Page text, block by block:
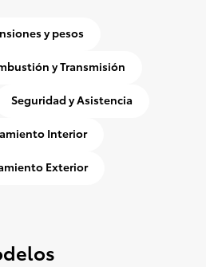
y pesos
y Transmisión
Seguridad y Asistencia
Interior
Exterior